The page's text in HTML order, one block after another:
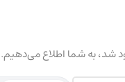
شد، به شما اطلاع می‌دهیم.